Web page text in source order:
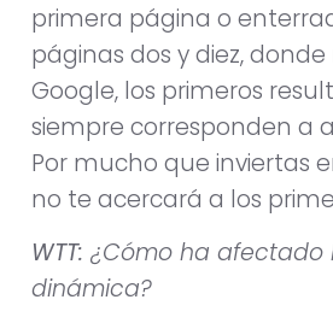
primera página o
páginas dos y diez, donde
Google, los primeros
siempre corresponden a
Por mucho que inviertas
no te acercará a los
WTT: ¿Cómo ha afectado
dinámica?